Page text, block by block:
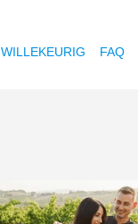
WILLEKEURIG FAQ